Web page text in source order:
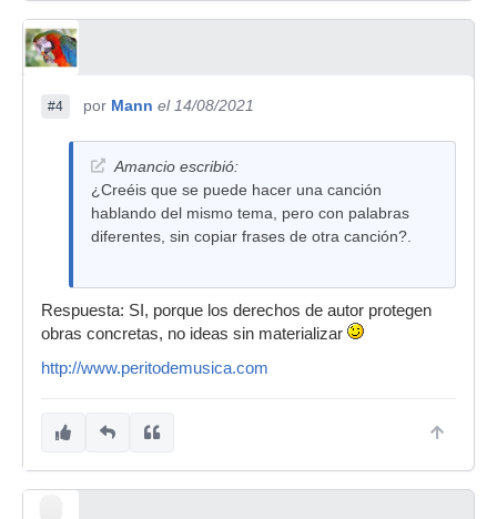
#4 por Mann el 14/08/2021
Amancio escribió:
¿Creéis que se puede hacer una canción
hablando del mismo tema, pero con palabras
diferentes, sin copiar frases de otra canción?.
Respuesta: SI, porque los derechos de autor protegen
obras concretas, no ideas sin materializar
http://www.peritodemusica.com